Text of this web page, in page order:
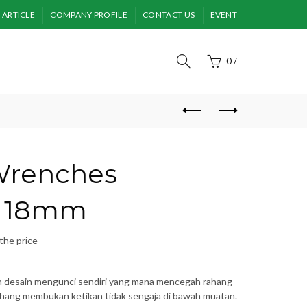
ARTICLE COMPANY PROFILE CONTACT US EVENT
0/
price
mengunci sendiri yang mana mencegah rahang
membukan ketikan tidak sengaja di bawah muatan.